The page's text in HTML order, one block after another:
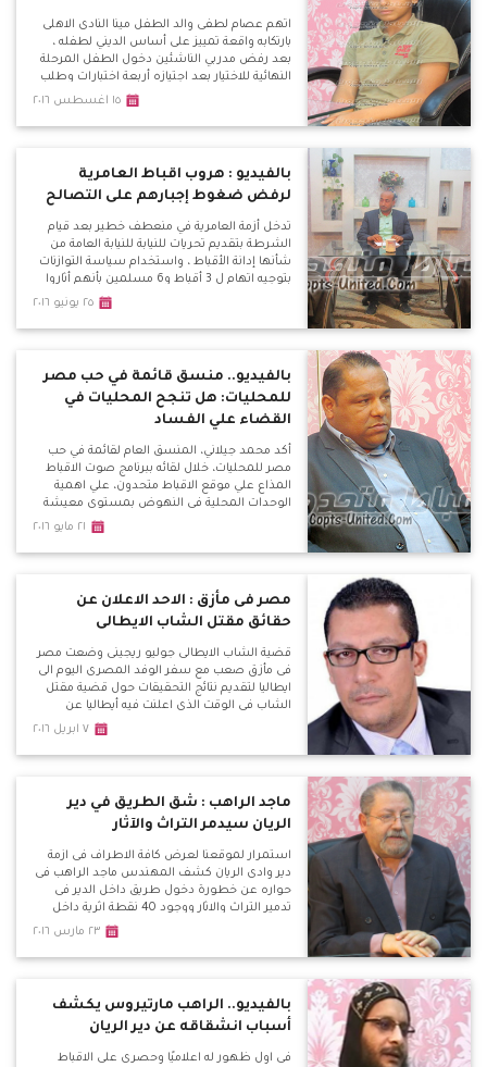
اتهم عصام لطفى والد الطفل مينا النادى الاهلى
بارتكابه واقعة تمييز على أساس الديني لطفله ،
بعد رفض مدربي الناشئين دخول الطفل المرحلة
النهائية للاختيار بعد اجتيازه أربعة اختبارات وطلب
تصفيتهم من 250 طفل ولكن فوجئ برفض
١٥ اغسطس ٢٠١٦
بالفيديو : هروب اقباط العامرية
لرفض ضغوط إجبارهم على التصالح
تدخل أزمة العامرية في منعطف خطير بعد قيام
الشرطة بتقديم تحريات للنيابة للنيابة العامة من
شأنها إدانة الأقباط ، واستخدام سياسة التوازنات
بتوجيه اتهام ل 3 أقباط و6 مسلمين بأنهم أثاروا
الشغب واشتبكوا مع بعضهم البعض مما أدى
نصر .
٢٥ يونيو ٢٠١٦
بالفيديو.. منسق قائمة في حب مصر
للمحليات: هل تنجح المحليات في
القضاء علي الفساد
أكد محمد جيلاني، المنسق العام لقائمة في حب
مصر للمحليات، خلال لقائه ببرنامج صوت الاقباط
المذاع علي موقع الاقباط متحدون، علي اهمية
الوحدات المحلية في النهوض بمستوي معيشة
٢١ مايو ٢٠١٦
مصر فى مأزق : الاحد الاعلان عن
حقائق مقتل الشاب الايطالى
قضية الشاب الايطالى جوليو ريجينى وضعت مصر
فى مأزق صعب مع سفر الوفد المصرى اليوم الى
ايطاليا لتقديم نتائج التحقيقات حول قضية مقتل
الشاب فى الوقت الذى اعلنت فيه أيطاليا عن
امتلاكها فيديوهات لتعذيب الشرطة المصرية
الاحد القادم للاعلان عن نتائج التحقيقات فى مؤتمر
للاخوان ضد مصر للمطالبة بالافراج عن الاخوان
المحبوسين.
٧ ابريل ٢٠١٦
ماجد الراهب : شق الطريق في دير
الريان سيدمر التراث والآثار
استمرار لموقعنا لعرض كافة الاطراف فى ازمة
دير وادى الريان كشف المهندس ماجد الراهب فى
حواره عن خطورة دخول طريق داخل الدير فى
تدمير التراث والاثار ووجود 40 نقطة اثرية داخل
الدير وهذا الطريق سوف يدمر تاريخ مصر فى هذه
قضية امام الامور المستعجلة لوقف هذا الطريق
يمتلىء بالكهوف الاثرية واتعجب لعدم حفاظ
الدولة عليها
٢٣ مارس ٢٠١٦
بالفيديو.. الراهب مارتيروس يكشف
أسباب انشقاقه عن دير الريان
فى اول ظهور له اعلاميًا وحصرى على الاقباط